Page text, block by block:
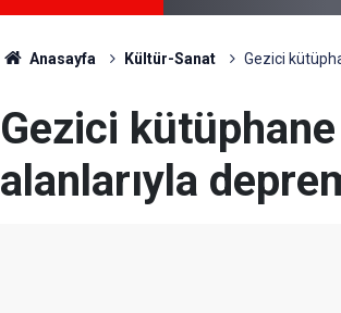
Anasayfa Kültür-Sanat Gezici
Gezici
alanlarıyla